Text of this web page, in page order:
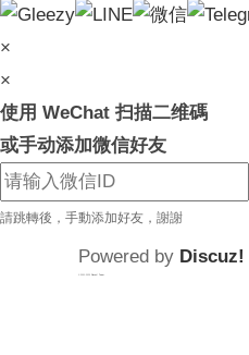
×
×
使用 WeChat 扫描二维碼
或手动添加微信好友
請跳轉後，手動添加好友，謝謝
Powered by Discuz!